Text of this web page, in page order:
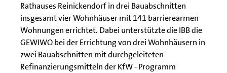
Rathauses Reinickendorf in drei Bauabschnitten
insgesamt vier Wohnhäuser mit 141 barrierearmen
Wohnungen errichtet. Dabei unterstützte die IBB die
GEWIWO bei der Errichtung von drei Wohnhäusern in
zwei Bauabschnitten mit durchgeleiteten
Refinanzierungsmitteln der KfW - Programm